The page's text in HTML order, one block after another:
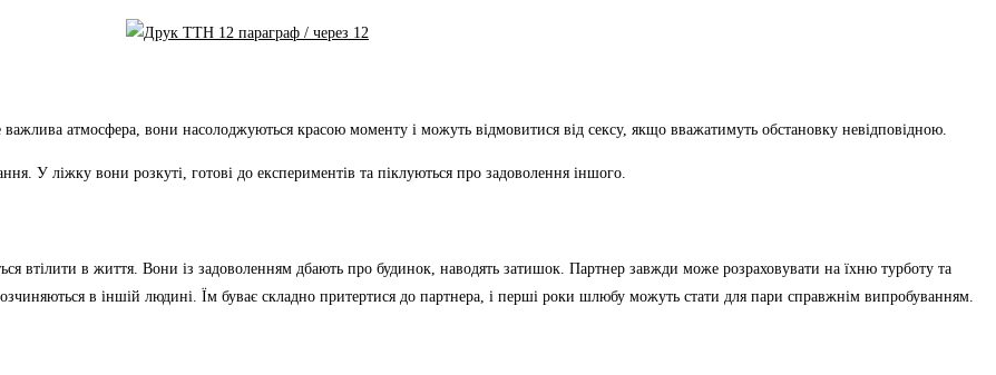
важлива атмосфера, вони насолоджуються красою моменту і можуть відмовитися від сексу, якщо вважатимуть обстановку невідповідною.
У ліжку вони розкуті, готові до експериментів та піклуються про задоволення іншого.
втілити в життя. Вони із задоволенням дбають про будинок, наводять затишок. Партнер завжди може розраховувати на їхню турботу та
в іншій людині. Їм буває складно притертися до партнера, і перші роки шлюбу можуть стати для пари справжнім випробуванням.